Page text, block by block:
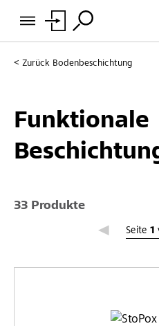
Zurück Bodenbeschichtung
Funktionale
33 Produkte
Seite 1
Seite 1